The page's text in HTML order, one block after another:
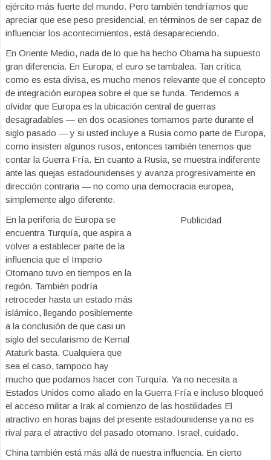
ejército más fuerte del mundo. Pero también tendríamos que
apreciar que ese peso presidencial, en términos de ser capaz de
influenciar los acontecimientos, está desapareciendo.
En Oriente Medio, nada de lo que ha hecho Obama ha supuesto
gran diferencia. En Europa, el euro se tambalea. Tan crítica
como es esta divisa, es mucho menos relevante que el concepto
de integración europea sobre el que se funda. Tendemos a
olvidar que Europa es la ubicación central de guerras
desagradables — en dos ocasiones tomamos parte durante el
siglo pasado — y si usted incluye a Rusia como parte de Europa,
como insisten algunos rusos, entonces también tenemos que
contar la Guerra Fría. En cuanto a Rusia, se muestra indiferente
ante las quejas estadounidenses y avanza progresivamente en
dirección contraria — no como una democracia europea,
simplemente algo diferente.
Publicidad
En la periferia de Europa se
encuentra Turquía, que aspira a
volver a establecer parte de la
influencia que el Imperio
Otomano tuvo en tiempos en la
región. También podría
retroceder hasta un estado más
islámico, llegando posiblemente
a la conclusión de que casi un
siglo del secularismo de Kemal
Ataturk basta. Cualquiera que
sea el caso, tampoco hay
mucho que podamos hacer con Turquía. Ya no necesita a
Estados Unidos como aliado en la Guerra Fría e incluso bloqueó
el acceso militar a Irak al comienzo de las hostilidades El
atractivo en horas bajas del presente estadounidense ya no es
rival para el atractivo del pasado otomano. Israel, cuidado.
China también está más allá de nuestra influencia. En cierto